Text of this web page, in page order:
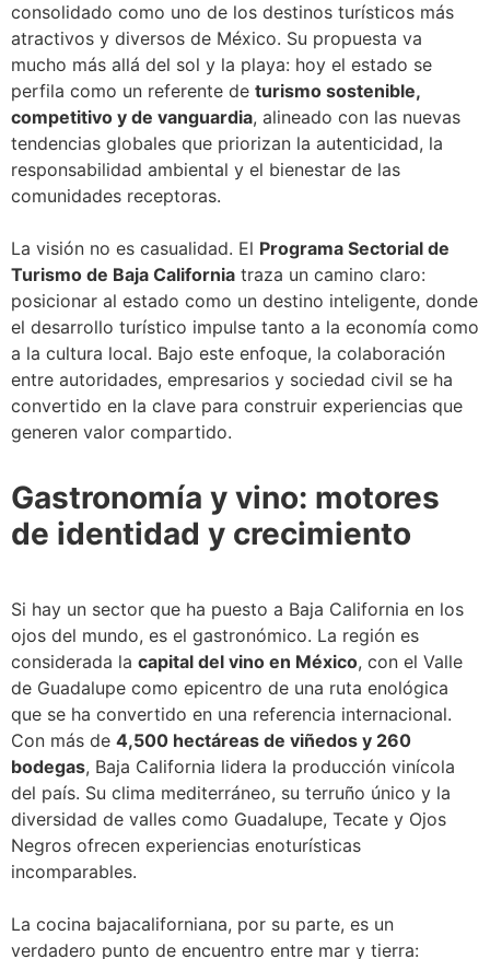
consolidado como uno de los destinos turísticos más
atractivos y diversos de México. Su propuesta va
mucho más allá del sol y la playa: hoy el estado se
perfila como un referente de turismo sostenible,
competitivo y de vanguardia, alineado con las nuevas
tendencias globales que priorizan la autenticidad, la
responsabilidad ambiental y el bienestar de las
comunidades receptoras.
La visión no es casualidad. El Programa Sectorial de
Turismo de Baja California traza un camino claro:
posicionar al estado como un destino inteligente, donde
el desarrollo turístico impulse tanto a la economía como
a la cultura local. Bajo este enfoque, la colaboración
entre autoridades, empresarios y sociedad civil se ha
convertido en la clave para construir experiencias que
generen valor compartido.
Gastronomía y vino: motores
de identidad y crecimiento
Si hay un sector que ha puesto a Baja California en los
ojos del mundo, es el gastronómico. La región es
considerada la capital del vino en México, con el Valle
de Guadalupe como epicentro de una ruta enológica
que se ha convertido en una referencia internacional.
Con más de 4,500 hectáreas de viñedos y 260
bodegas, Baja California lidera la producción vinícola
del país. Su clima mediterráneo, su terruño único y la
diversidad de valles como Guadalupe, Tecate y Ojos
Negros ofrecen experiencias enoturísticas
incomparables.
La cocina bajacaliforniana, por su parte, es un
verdadero punto de encuentro entre mar y tierra: